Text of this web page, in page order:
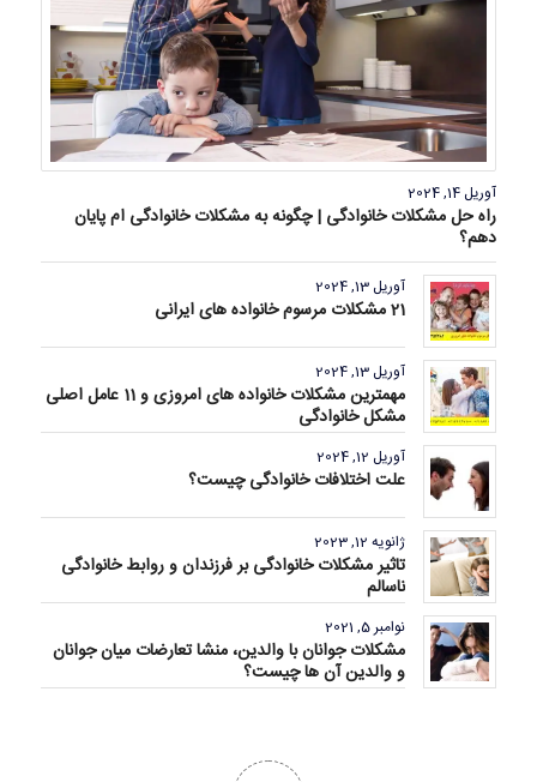
آوریل 14, 2024
راه حل مشکلات خانوادگی | چگونه به مشکلات خانوادگی ام پایان
دهم؟
آوریل 13, 2024
21 مشکلات مرسوم خانواده های ایرانی
آوریل 13, 2024
مهمترین مشکلات خانواده های امروزی و 11 عامل اصلی
مشکل خانوادگی
آوریل 12, 2024
علت اختلافات خانوادگی چیست؟
ژانویه 12, 2023
تاثیر مشکلات خانوادگی بر فرزندان و روابط خانوادگی
ناسالم
نوامبر 5, 2021
مشکلات جوانان با والدین، منشا تعارضات میان جوانان
و والدین آن ها چیست؟